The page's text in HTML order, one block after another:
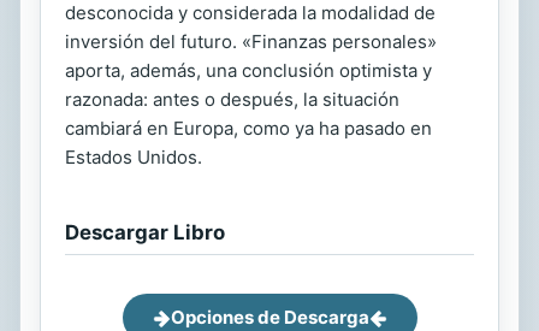
desconocida y considerada la modalidad de
inversión del futuro. «Finanzas personales»
aporta, además, una conclusión optimista y
razonada: antes o después, la situación
cambiará en Europa, como ya ha pasado en
Estados Unidos.
Descargar Libro
Opciones de Descarga